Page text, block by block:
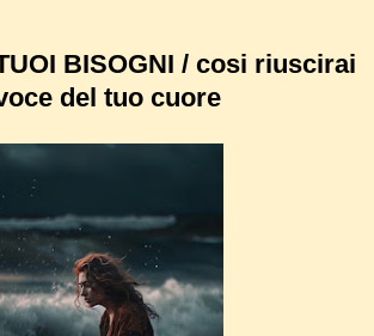
BISOGNI / cosi riuscirai
del tuo cuore